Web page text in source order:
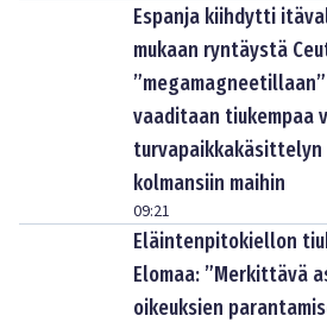
Espanja kiihdytti
mukaan ryntäystä
vaaditaan tiukempaa
kolmansiin maihin
09:21
Eläintenpitokiellon
Elomaa: ”Merkittävä
oikeuksien